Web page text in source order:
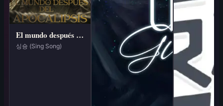
El mundo después del apocalipsis.
싱숑 (Sing Song)